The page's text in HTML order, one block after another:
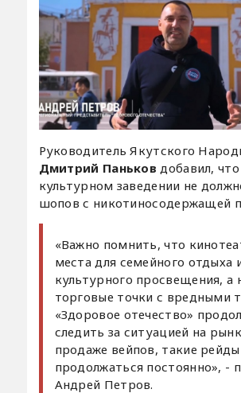
Руководитель Якутского
Дмитрий Паньков добавил,
культурном заведении не
шопов с никотиносодержащей
«Важно помнить, что
места для семейного отдыха
культурного просвещения, а
торговые точки с вредными
«Здоровое отечество»
следить за ситуацией на
продаже вейпов, такие
продолжаться постоянно», -
Андрей Петров.